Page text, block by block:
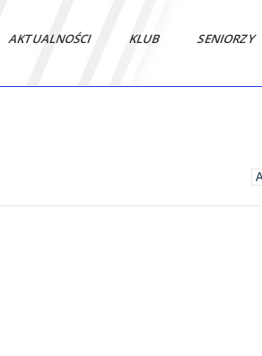
AKTUALNOŚCI KLUB SENIORZY